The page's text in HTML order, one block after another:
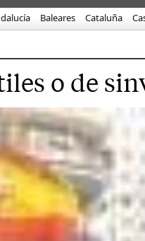
Baleares Cataluña
o de